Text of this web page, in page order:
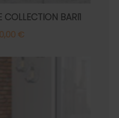
BARI1
€